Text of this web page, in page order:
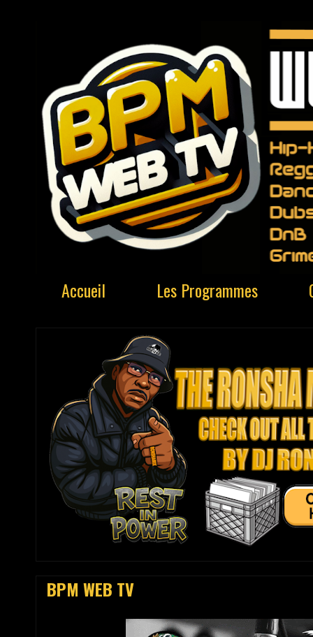
Accueil Les Programmes
BPM WEB TV